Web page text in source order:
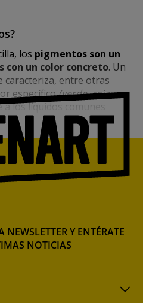
los pigmentos son un
con un color concreto. Un
caracteriza, entre otras
específico(verde, rojo,
los líquidos comunes
NEWSLETTER Y ENTÉRATE
NOTICIAS